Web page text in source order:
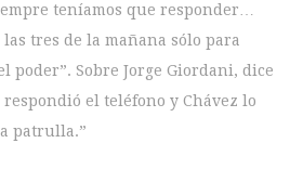
teníamos que responder…
tres de la mañana sólo para
poder”. Sobre Jorge Giordani, dice
el teléfono y Chávez lo
patrulla.”